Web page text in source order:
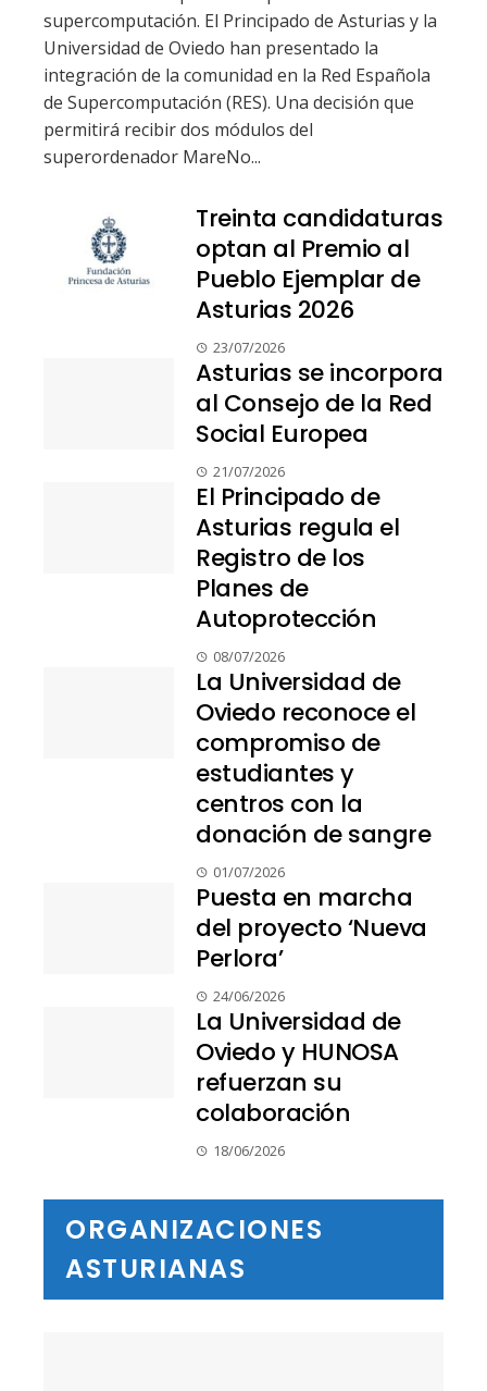
supercomputación. El Principado de Asturias y la
Universidad de Oviedo han presentado la
integración de la comunidad en la Red Española
de Supercomputación (RES). Una decisión que
permitirá recibir dos módulos del
superordenador MareNo...
Treinta candidaturas
optan al Premio al
Pueblo Ejemplar de
Asturias 2026
23/07/2026
Asturias se incorpora
al Consejo de la Red
Social Europea
21/07/2026
El Principado de
Asturias regula el
Registro de los
Planes de
Autoprotección
08/07/2026
La Universidad de
Oviedo reconoce el
compromiso de
estudiantes y
centros con la
donación de sangre
01/07/2026
Puesta en marcha
del proyecto ‘Nueva
Perlora’
24/06/2026
La Universidad de
Oviedo y HUNOSA
refuerzan su
colaboración
18/06/2026
ORGANIZACIONES
ASTURIANAS